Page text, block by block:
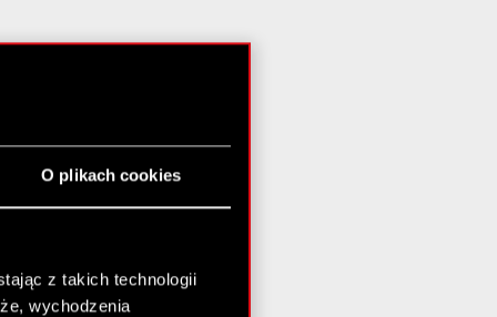
O plikach cookies
z takich technologii
wychodzenia